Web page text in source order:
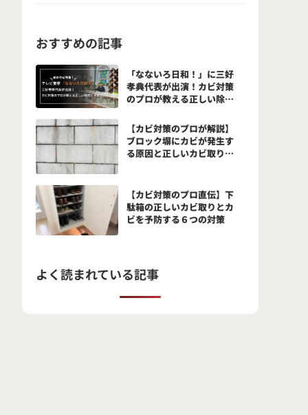
おすすめの記事
「なないろ日和！」に三好
孝典代表が出演！カビ対策
のプロが教える正しい除去
【カビ対策のプロが解説】
ブロック塀にカビが発生す
る原因と正しいカビ取り方
【カビ対策のプロ直伝】下
駄箱の正しいカビ取りとカ
ビを予防する６つの対策
よく読まれている記事